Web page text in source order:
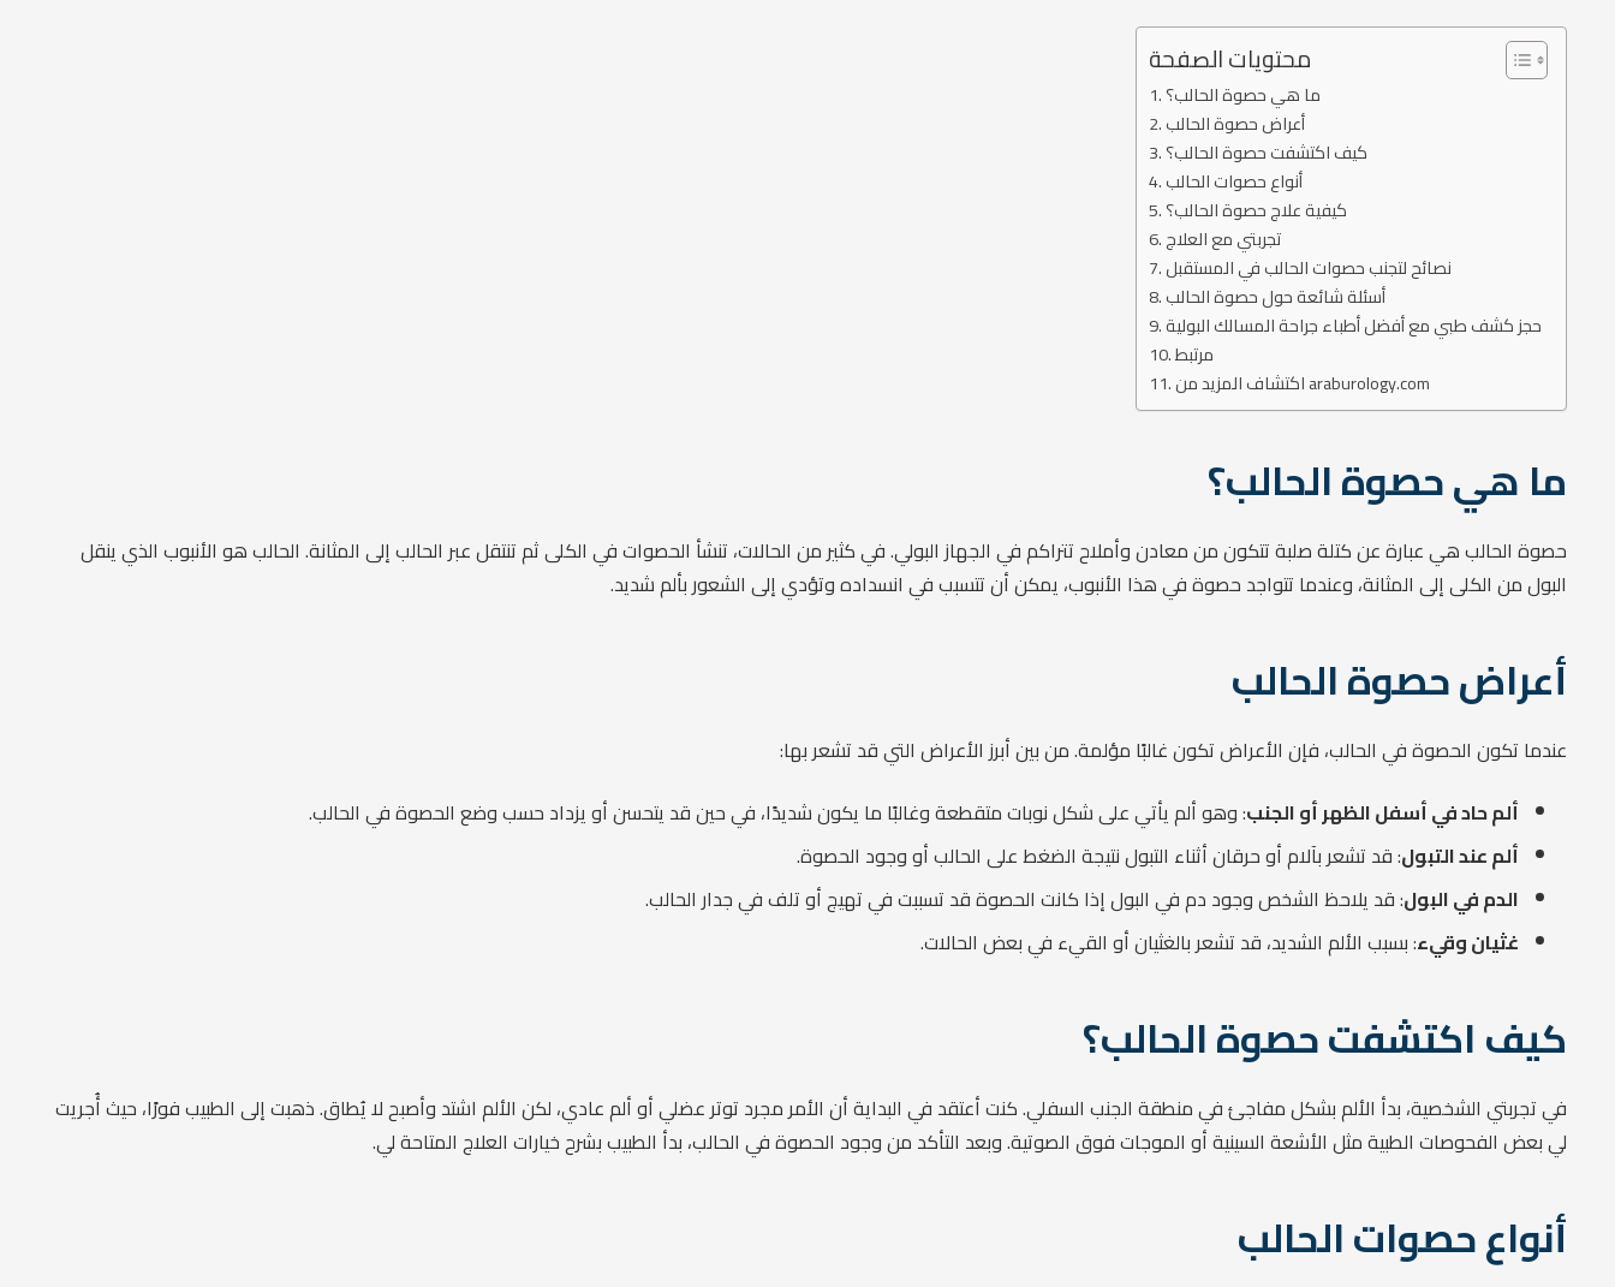
محتويات الصفحة
ما هي حصوة الحالب؟
أعراض حصوة الحالب
كيف اكتشفت حصوة الحالب؟
أنواع حصوات الحالب
كيفية علاج حصوة الحالب؟
تجربتي مع العلاج
نصائح لتجنب حصوات الحالب في المستقبل
أسئلة شائعة حول حصوة الحالب
حجز كشف طبي مع أفضل أطباء جراحة المسالك البولية
مرتبط
اكتشاف المزيد من araburology.com
ما هي حصوة الحالب؟
حصوة الحالب هي عبارة عن كتلة صلبة تتكون من معادن وأملاح تتراكم في الجهاز البولي. في كثير من الحالات، تنشأ الحصوات في الكلى ثم تنتقل عبر الحالب إلى المثانة. الحالب هو الأنبوب الذي ينقل
البول من الكلى إلى المثانة، وعندما تتواجد حصوة في هذا الأنبوب، يمكن أن تتسبب في انسداده وتؤدي إلى الشعور بألم شديد.
أعراض حصوة الحالب
عندما تكون الحصوة في الحالب، فإن الأعراض تكون غالبًا مؤلمة. من بين أبرز الأعراض التي قد تشعر بها:
ألم حاد في أسفل الظهر أو الجنب: وهو ألم يأتي على شكل نوبات متقطعة وغالبًا ما يكون شديدًا، في حين قد يتحسن أو يزداد حسب وضع الحصوة في الحالب.
ألم عند التبول: قد تشعر بآلام أو حرقان أثناء التبول نتيجة الضغط على الحالب أو وجود الحصوة.
الدم في البول: قد يلاحظ الشخص وجود دم في البول إذا كانت الحصوة قد تسببت في تهيج أو تلف في جدار الحالب.
غثيان وقيء: بسبب الألم الشديد، قد تشعر بالغثيان أو القيء في بعض الحالات.
كيف اكتشفت حصوة الحالب؟
في تجربتي الشخصية، بدأ الألم بشكل مفاجئ في منطقة الجنب السفلي. كنت أعتقد في البداية أن الأمر مجرد توتر عضلي أو ألم عادي، لكن الألم اشتد وأصبح لا يُطاق. ذهبت إلى الطبيب فورًا، حيث أُجريت
لي بعض الفحوصات الطبية مثل الأشعة السينية أو الموجات فوق الصوتية. وبعد التأكد من وجود الحصوة في الحالب، بدأ الطبيب بشرح خيارات العلاج المتاحة لي.
أنواع حصوات الحالب